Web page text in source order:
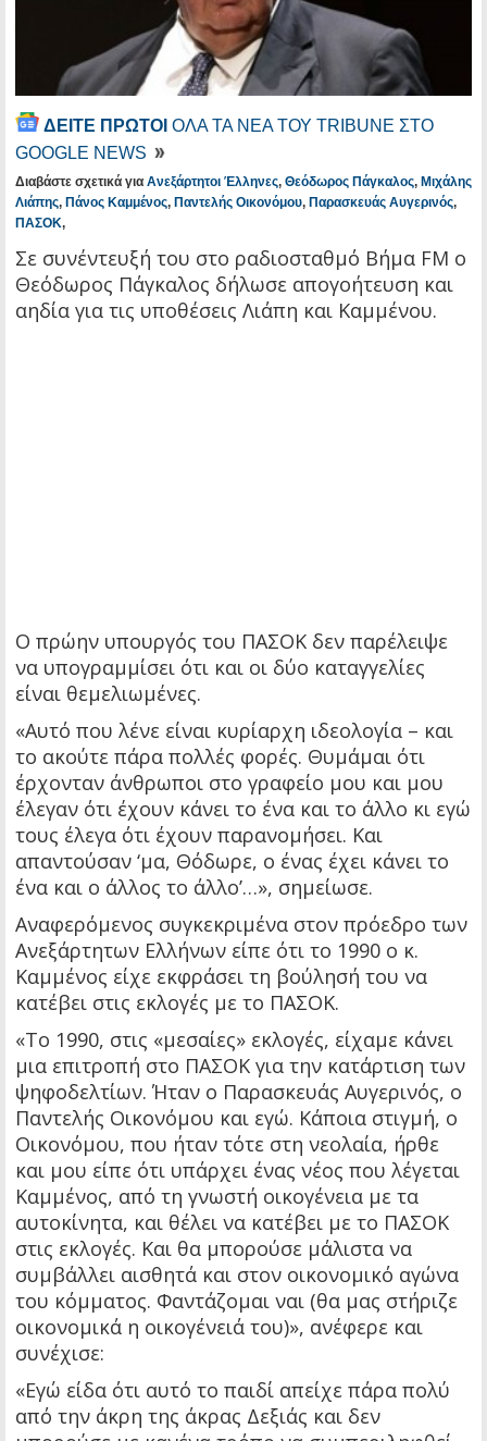
ΔΕΙΤΕ ΠΡΩΤΟΙ ΟΛΑ ΤΑ ΝΕΑ ΤΟΥ TRIBUNE ΣΤΟ
GOOGLE NEWS
Διαβάστε σχετικά για Ανεξάρτητοι Έλληνες, Θεόδωρος Πάγκαλος, Μιχάλης
Λιάπης, Πάνος Καμμένος, Παντελής Οικονόμου, Παρασκευάς Αυγερινός,
ΠΑΣΟΚ,
Σε συνέντευξή του στο ραδιοσταθμό Βήμα FM ο
Θεόδωρος Πάγκαλος δήλωσε απογοήτευση και
αηδία για τις υποθέσεις Λιάπη και Καμμένου.
Ο πρώην υπουργός του ΠΑΣΟΚ δεν παρέλειψε
να υπογραμμίσει ότι και οι δύο καταγγελίες
είναι θεμελιωμένες.
«Αυτό που λένε είναι κυρίαρχη ιδεολογία – και
το ακούτε πάρα πολλές φορές. Θυμάμαι ότι
έρχονταν άνθρωποι στο γραφείο μου και μου
έλεγαν ότι έχουν κάνει το ένα και το άλλο κι εγώ
τους έλεγα ότι έχουν παρανομήσει. Και
απαντούσαν ‘μα, Θόδωρε, ο ένας έχει κάνει το
ένα και ο άλλος το άλλο’…», σημείωσε.
Αναφερόμενος συγκεκριμένα στον πρόεδρο των
Ανεξάρτητων Ελλήνων είπε ότι το 1990 ο κ.
Καμμένος είχε εκφράσει τη βούλησή του να
κατέβει στις εκλογές με το ΠΑΣΟΚ.
«Το 1990, στις «μεσαίες» εκλογές, είχαμε κάνει
μια επιτροπή στο ΠΑΣΟΚ για την κατάρτιση των
ψηφοδελτίων. Ήταν ο Παρασκευάς Αυγερινός, ο
Παντελής Οικονόμου και εγώ. Κάποια στιγμή, ο
Οικονόμου, που ήταν τότε στη νεολαία, ήρθε
και μου είπε ότι υπάρχει ένας νέος που λέγεται
Καμμένος, από τη γνωστή οικογένεια με τα
αυτοκίνητα, και θέλει να κατέβει με το ΠΑΣΟΚ
στις εκλογές. Και θα μπορούσε μάλιστα να
συμβάλλει αισθητά και στον οικονομικό αγώνα
του κόμματος. Φαντάζομαι ναι (θα μας στήριζε
οικονομικά η οικογένειά του)», ανέφερε και
συνέχισε:
«Εγώ είδα ότι αυτό το παιδί απείχε πάρα πολύ
από την άκρη της άκρας Δεξιάς και δεν